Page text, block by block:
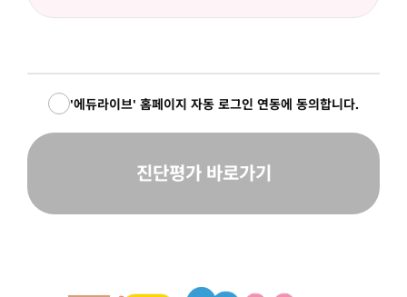
'에듀라이브' 홈페이지 자동 로그인 연동에 동의합니다.
진단평가 바로가기